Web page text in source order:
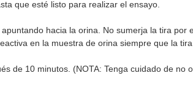
que esté listo para realizar el ensayo.
hacia la orina. No sumerja la tira por
en la muestra de orina siempre que la
de 10 minutos. (NOTA: Tenga cuidado de no